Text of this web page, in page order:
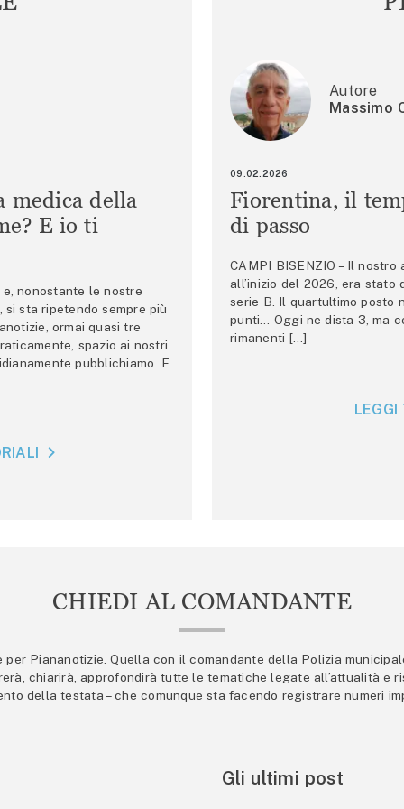
medica della
E io ti
e, nonostante le nostre
sta ripetendo sempre più
ormai quasi tre
spazio ai nostri
pubblichiamo. E
Autore
Massimo
09.02.2026
Fiorentina, il
di passo
CAMPI BISENZIO – Il
all’inizio del 2026, era stato
serie B. Il quartultimo posto
punti… Oggi ne dista 3, ma
rimanenti […]
CHIEDI AL COMANDANTE
Piananotizie. Quella con il comandante della Polizia
chiarirà, approfondirà tutte le tematiche legate all’attualità e
della testata – che comunque sta facendo registrare numeri
Gli ultimi post